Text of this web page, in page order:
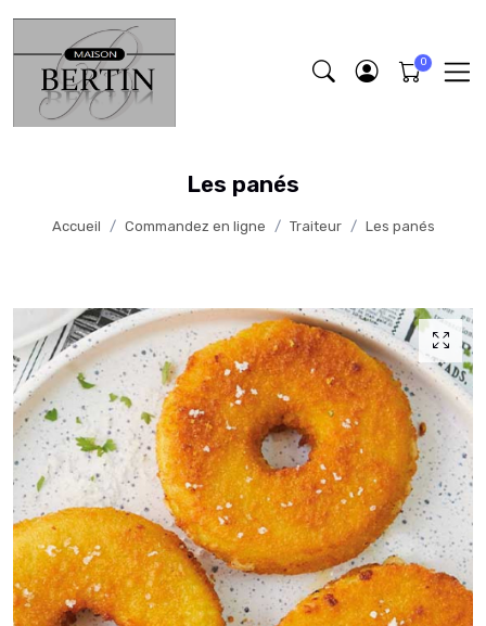
Les panés
Accueil Commandez en ligne Traiteur Les panés